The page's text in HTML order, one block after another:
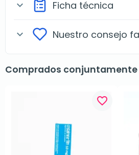
expand_more Ficha técnica
expand_more Nuestro consejo
Comprados conjuntamente
favorite_border